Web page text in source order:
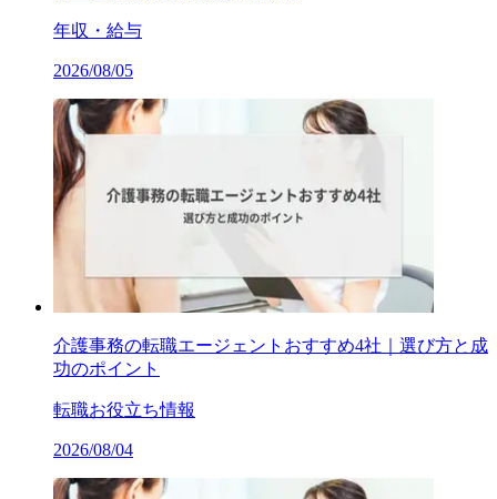
年収・給与
2026/08/05
介護事務の転職エージェントおすすめ4社｜選び方と成
功のポイント
転職お役立ち情報
2026/08/04